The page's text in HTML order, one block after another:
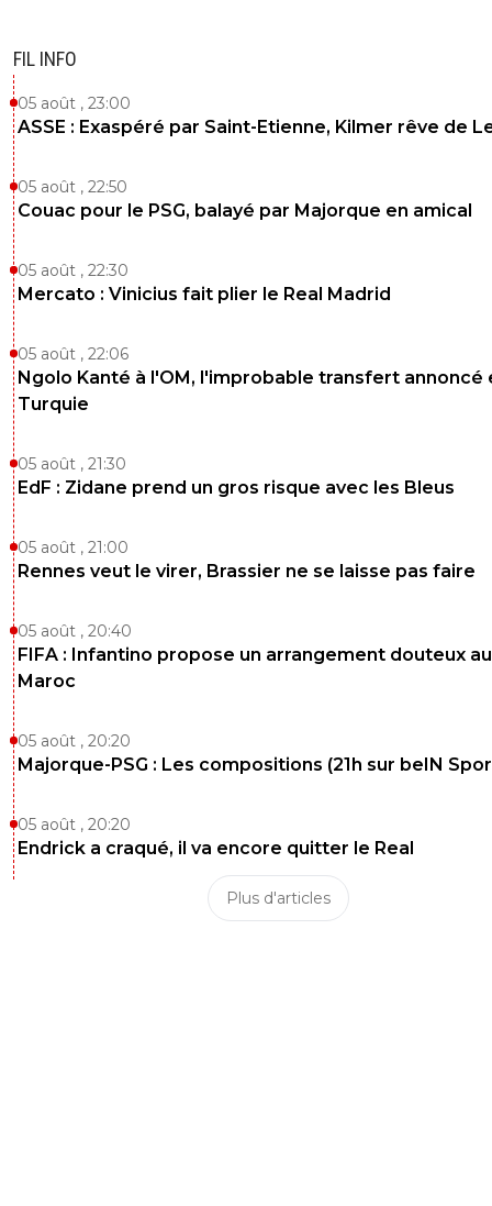
FIL INFO
05 août , 23:00
ASSE : Exaspéré par Saint-Etienne, Kilmer rêve de
05 août , 22:50
Couac pour le PSG, balayé par Majorque en amical
05 août , 22:30
Mercato : Vinicius fait plier le Real Madrid
05 août , 22:06
Ngolo Kanté à l'OM, l'improbable transfert annoncé
Turquie
05 août , 21:30
EdF : Zidane prend un gros risque avec les Bleus
05 août , 21:00
Rennes veut le virer, Brassier ne se laisse pas faire
05 août , 20:40
FIFA : Infantino propose un arrangement douteux au
Maroc
05 août , 20:20
Majorque-PSG : Les compositions (21h sur beIN
05 août , 20:20
Endrick a craqué, il va encore quitter le Real
Plus d'articles